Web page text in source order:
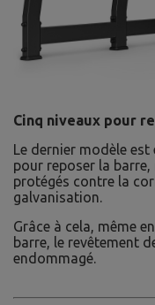
Cinq niveaux pour
Le dernier modèle
pour reposer la
protégés contre la
galvanisation.
Grâce à cela, même
barre, le revêtement
endommagé.